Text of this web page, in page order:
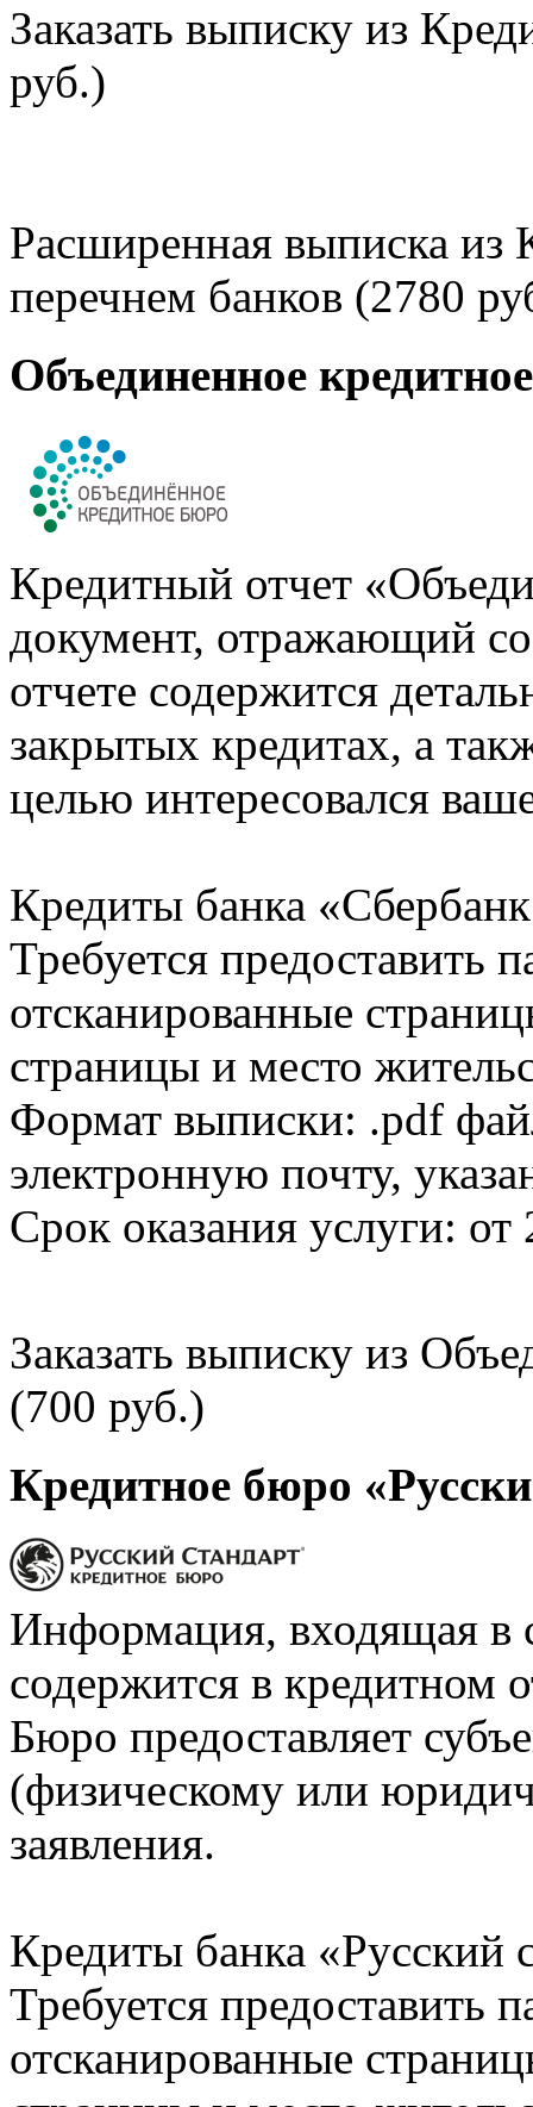
Заказать выписку из
руб.)
Расширенная выписка из
перечнем банков (2780
Объединенное
Кредитный отчет
документ, отражающий
отчете содержится
закрытых кредитах, а
целью интересовался
Кредиты банка
Требуется предоставить
отсканированные
страницы и место
Формат выписки: .pdf
электронную почту,
Срок оказания услуги: от
Заказать выписку из
(700 руб.)
Кредитное бюро
Информация, входящая в
содержится в кредитном
Бюро предоставляет
(физическому или
заявления.
Кредиты банка «Русский
Требуется предоставить
отсканированные